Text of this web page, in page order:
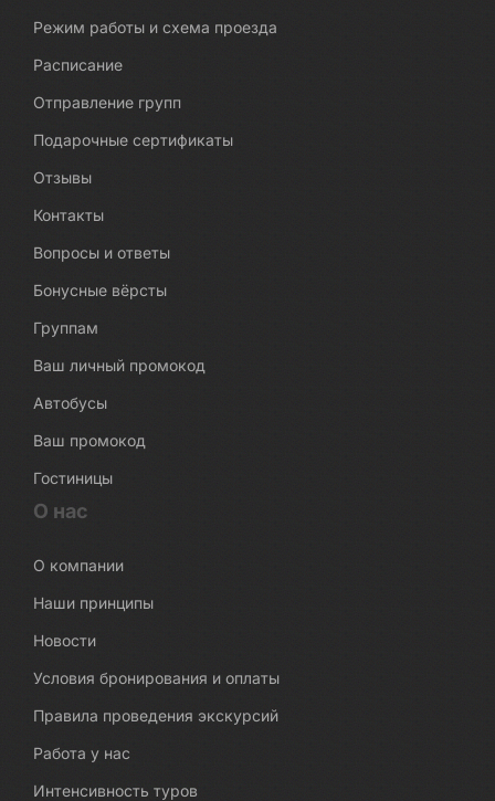
Режим работы и схема проезда
Расписание
Отправление групп
Подарочные сертификаты
Отзывы
Контакты
Вопросы и ответы
Бонусные вёрсты
Группам
Ваш личный промокод
Автобусы
Ваш промокод
Гостиницы
О нас
О компании
Наши принципы
Новости
Условия бронирования и оплаты
Правила проведения экскурсий
Работа у нас
Интенсивность туров